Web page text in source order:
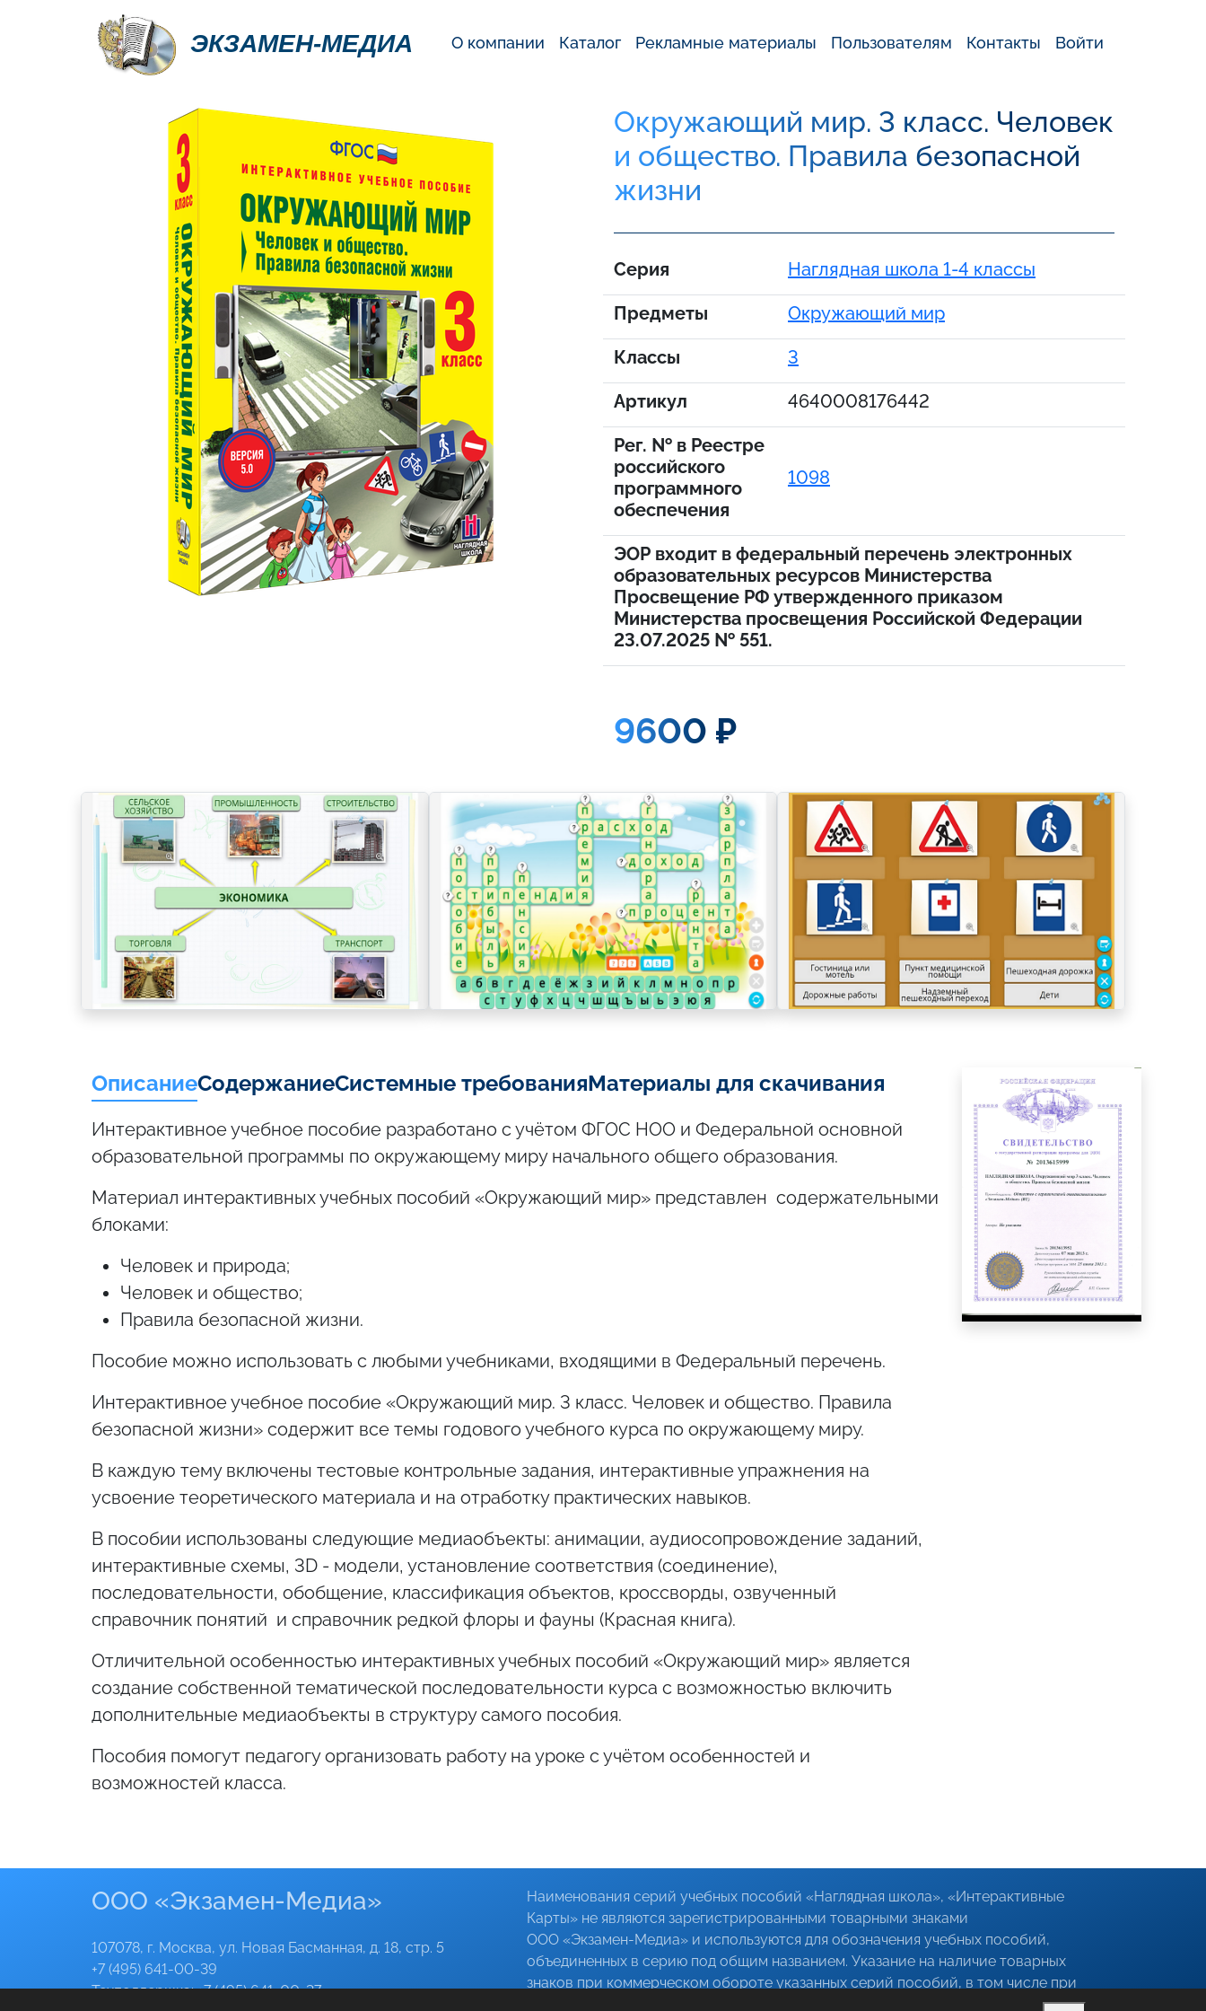
ЭКЗАМЕН-МЕДИА О компании Каталог Рекламные материалы Пользователям Контакты Войти
Окружающий мир. 3 класс. Человек
и общество. Правила безопасной
жизни
Серия Наглядная школа 1-4 классы
Предметы Окружающий мир
Классы 3
Артикул 4640008176442
Рег. № в Реестре
российского
программного
обеспечения
1098
ЭОР входит в федеральный перечень электронных
образовательных ресурсов Министерства
Просвещение РФ утвержденного приказом
Министерства просвещения Российской Федерации
23.07.2025 № 551.
9600 ₽
ОписаниеСодержаниеСистемные требованияМатериалы для скачивания
Интерактивное учебное пособие разработано с учётом ФГОС НОО и Федеральной основной
образовательной программы по окружающему миру начального общего образования.
Материал интерактивных учебных пособий «Окружающий мир» представлен содержательными
блоками:
Человек и природа;
Человек и общество;
Правила безопасной жизни.
Пособие можно использовать с любыми учебниками, входящими в Федеральный перечень.
Интерактивное учебное пособие «Окружающий мир. 3 класс. Человек и общество. Правила
безопасной жизни» содержит все темы годового учебного курса по окружающему миру.
В каждую тему включены тестовые контрольные задания, интерактивные упражнения на
усвоение теоретического материала и на отработку практических навыков.
В пособии использованы следующие медиаобъекты: анимации, аудиосопровождение заданий,
интерактивные схемы, 3D - модели, установление соответствия (соединение),
последовательности, обобщение, классификация объектов, кроссворды, озвученный
справочник понятий и справочник редкой флоры и фауны (Красная книга).
Отличительной особенностью интерактивных учебных пособий «Окружающий мир» является
создание собственной тематической последовательности курса с возможностью включить
дополнительные медиаобъекты в структуру самого пособия.
Пособия помогут педагогу организовать работу на уроке с учётом особенностей и
возможностей класса.
ООО «Экзамен-Медиа»
107078, г. Москва, ул. Новая Басманная, д. 18, стр. 5
+7 (495) 641-00-39
Техподдержка:+7 (495) 641-00-37
Наименования серий учебных пособий «Наглядная школа», «Интерактивные
Карты» не являются зарегистрированными товарными знаками
ООО «Экзамен-Медиа» и используются для обозначения учебных пособий,
объединенных в серию под общим названием. Указание на наличие товарных
знаков при коммерческом обороте указанных серий пособий, в том числе при
поставках для государственных нужд, является предоставлением недостоверных